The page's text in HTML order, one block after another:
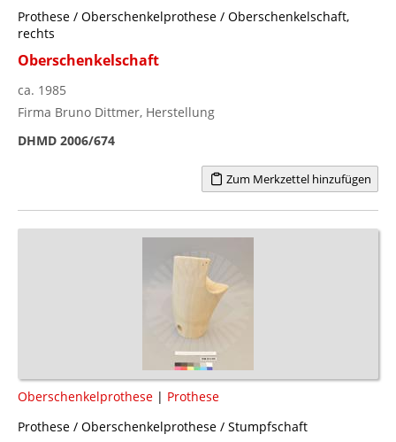
Prothese / Oberschenkelprothese / Oberschenkelschaft,
rechts
Oberschenkelschaft
ca. 1985
Firma Bruno Dittmer, Herstellung
DHMD 2006/674
Zum Merkzettel hinzufügen
Oberschenkelprothese | Prothese
Prothese / Oberschenkelprothese / Stumpfschaft